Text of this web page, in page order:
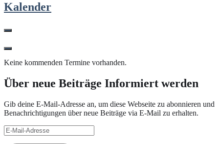
Kalender
Keine kommenden Termine vorhanden.
Über neue Beiträge Informiert werden
Gib deine E-Mail-Adresse an, um diese Webseite zu abonnieren und
Benachrichtigungen über neue Beiträge via E-Mail zu erhalten.
E-
Mail-